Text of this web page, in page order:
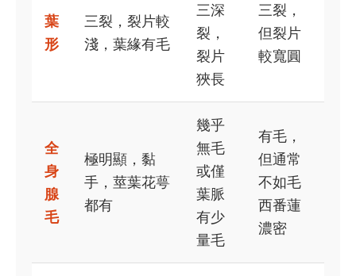
葉
形
三裂，裂片較
淺，葉緣有毛
三深
裂，
裂片
狹長
三裂，
但裂片
較寬圓
全
身
腺
毛
極明顯，黏
手，莖葉花萼
都有
幾乎
無毛
或僅
葉脈
有少
量毛
有毛，
但通常
不如毛
西番蓮
濃密